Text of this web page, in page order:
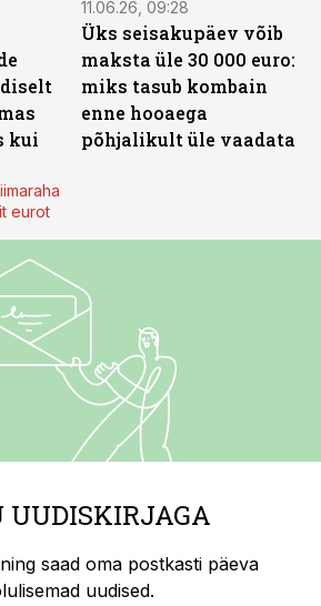
kui
eurot
11.06.26, 09:28
Üks seisakupäev võib
maksta üle 30 000 euro:
miks tasub kombain
enne hooaega
põhjalikult üle vaadata
UUDISKIRJAGA
saad oma postkasti päeva
uudised.